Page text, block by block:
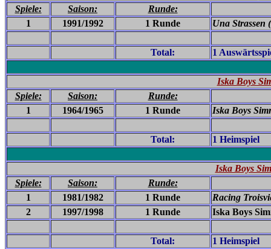
Spiele:
Saison:
Runde:
1
1991/1992 1 Runde Una Strassen
Total: 1
Iska Boys
Spiele:
Saison:
Runde:
1
1964/1965 1 Runde Iska Boys
Total: 1 Heimspiel
Iska Boys
Spiele:
Saison:
Runde:
1
1981/1982 1 Runde
Racing
2
1997/1998 1 Runde Iska Boys
Total: 1 Heimspiel